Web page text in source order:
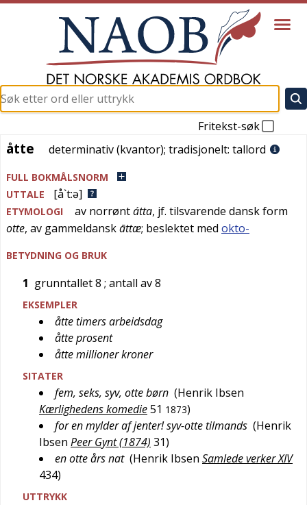
Fritekst-søk
åtte
åtte determinativ (kvantor); tradisjonelt: tallord
FULL BOKMÅLSNORM
UTTALE
[å`t:ə]
ETYMOLOGI av norrøntátta, jf. tilsvarende danskform
otte, av gammeldanskāttæ; beslektet med okto-
BETYDNING OG BRUK
1 grunntallet 8 ; antall av 8
EKSEMPLER
åtte timers arbeidsdag
åtte prosent
åtte millioner kroner
SITATER
fem, seks, syv, otte børn (Henrik Ibsen
Kærlighedens komedie51 1873)
for en mylder af jenter! syv-otte tilmands (Henrik
Ibsen Peer Gynt (1874) 31)
en otte års nat (Henrik Ibsen Samlede verker XIV
434)
UTTRYKK